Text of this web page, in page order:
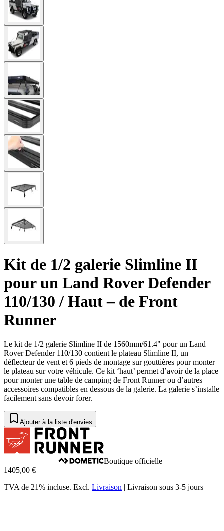
Kit de 1/2 galerie Slimline II
pour un Land Rover Defender
110/130 / Haut – de Front
Runner
Le kit de 1/2 galerie Slimline II de 1560mm/61.4" pour un Land
Rover Defender 110/130 contient le plateau Slimline II, un
déflecteur de vent et 6 pieds de montage sur gouttières pour monter
le plateau sur votre véhicule. Ce kit ‘haut’ permet d’avoir de la place
pour monter une table de camping de Front Runner ou d’autres
accessoires compatibles en dessous de la galerie. La galerie s’installe
facilement sans devoir forer.
Ajouter à la liste d'envies
Boutique officielle
1405,00 €
TVA de 21% incluse. Excl. Livraison | Livraison sous 3-5 jours